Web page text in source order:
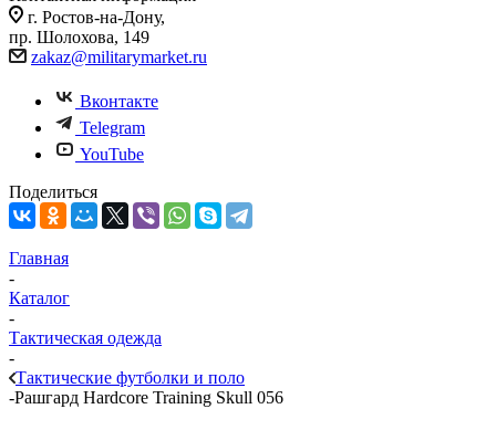
г. Ростов-на-Дону,
пр. Шолохова, 149
zakaz@militarymarket.ru
Вконтакте
Telegram
YouTube
Поделиться
Главная
-
Каталог
-
Тактическая одежда
-
Тактические футболки и поло
-Рашгард Hardcore Training Skull 056